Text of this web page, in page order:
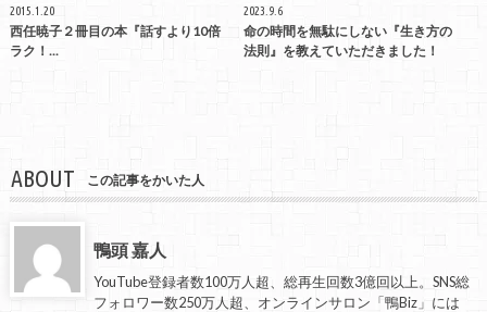
2015.1.20
西任暁子２冊目の本『話すより10倍
ラク！...
2023.9.6
命の時間を無駄にしない『生き方の
法則』を教えていただきました！
ABOUT この記事をかいた人
鴨頭 嘉人
YouTube登録者数100万人超、総再生回数3億回以上。SNS総
フォロワー数250万人超、オンラインサロン「鴨Biz」には